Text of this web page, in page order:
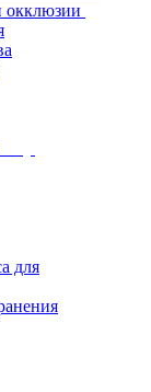
окклюзии
для